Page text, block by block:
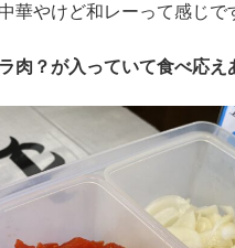
華やけど和レーって感じで
肉？が入っていて食べ応え